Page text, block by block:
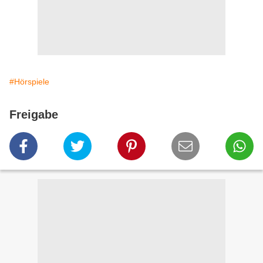
#Hörspiele
Freigabe